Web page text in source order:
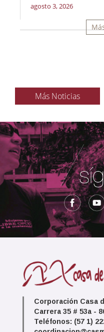
agosto 3, 2026
Más Noticias
Corporación Casa
Carrera 35 # 53a -
Teléfonos: (57 1)